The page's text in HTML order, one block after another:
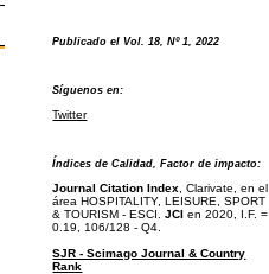
Publicado el Vol. 18, Nº 1, 2022
Síguenos en:
Twitter
Índices de Calidad, Factor de impacto:
Journal Citation Index, Clarivate, en el
áreaHOSPITALITY, LEISURE, SPORT
& TOURISM - ESCI. JCI en 2020, I.F. =
0.19, 106/128 - Q4.
SJR - Scimago Journal & Country
Rank